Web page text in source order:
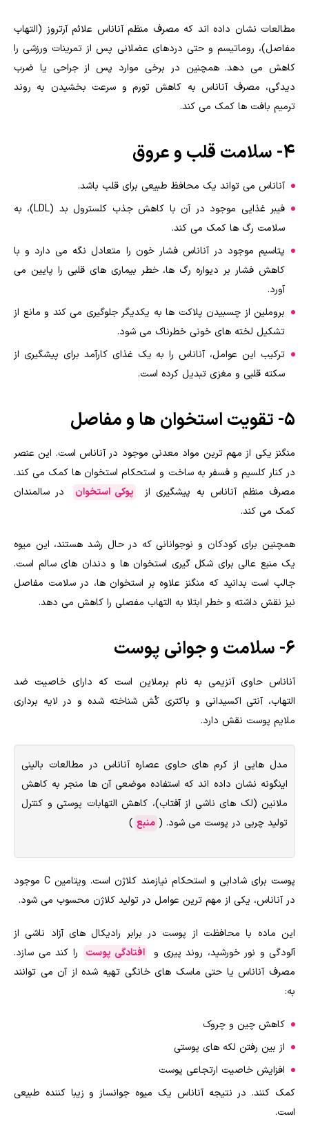
مطالعات نشان داده اند که مصرف منظم آناناس علائم آرتروز (التهاب
مفاصل)، روماتیسم و حتی دردهای عضلانی پس از تمرینات ورزشی را
کاهش می دهد. همچنین در برخی موارد پس از جراحی یا ضرب
دیدگی، مصرف آناناس به کاهش تورم و سرعت بخشیدن به روند
ترمیم بافت ها کمک می کند.
۴- سلامت قلب و عروق
آناناس می تواند یک محافظ طبیعی برای قلب باشد.
فیبر غذایی موجود در آن با کاهش جذب کلسترول بد (LDL)، به
سلامت رگ ها کمک می کند.
پتاسیم موجود در آناناس فشار خون را متعادل نگه می دارد و با
کاهش فشار بر دیواره رگ ها، خطر بیماری های قلبی را پایین می
آورد.
بروملین از چسبیدن پلاکت ها به یکدیگر جلوگیری می کند و مانع از
تشکیل لخته های خونی خطرناک می شود.
ترکیب این عوامل، آناناس را به یک غذای کارآمد برای پیشگیری از
سکته قلبی و مغزی تبدیل کرده است.
۵- تقویت استخوان ها و مفاصل
منگنز یکی از مهم ترین مواد معدنی موجود در آناناس است. این عنصر
در کنار کلسیم و فسفر به ساخت و استحکام استخوان ها کمک می کند.
مصرف منظم آناناس به پیشگیری از
پوکی استخوان
در سالمندان
کمک می کند.
همچنین برای کودکان و نوجوانانی که در حال رشد هستند، این میوه
یک منبع عالی برای شکل گیری استخوان ها و دندان های سالم است.
جالب است بدانید که منگنز علاوه بر استخوان ها، در سلامت مفاصل
نیز نقش داشته و خطر ابتلا به التهاب مفصلی را کاهش می دهد.
۶- سلامت و جوانی پوست
آناناس حاوی آنزیمی به نام برملاین است که دارای خاصیت ضد
التهاب، آنتی اکسیدانی و باکتری کُش شناخته شده و در لایه برداری
ملایم پوست نقش دارد.
مدل هایی از کرم های حاوی عصاره آناناس در مطالعات بالینی
اینگونه نشان داده اند که استفاده موضعی آن ها منجر به کاهش
ملانین (لک های ناشی از آفتاب)، کاهش التهابات پوستی و کنترل
تولید چربی در پوست می شود. ( منبع )
پوست برای شادابی و استحکام نیازمند کلاژن است. ویتامین C موجود
در آناناس، یکی از مهم ترین عوامل در تولید کلاژن محسوب می شود.
این ماده با محافظت از پوست در برابر رادیکال های آزاد ناشی از
آلودگی و نور خورشید، روند پیری و
افتادگی پوست
را کند می سازد.
مصرف آناناس یا حتی ماسک های خانگی تهیه شده از آن می توانند
به:
کاهش چین و چروک
از بین رفتن لکه های پوستی
افزایش خاصیت ارتجاعی پوست
کمک کنند. در نتیجه آناناس یک میوه جوانساز و زیبا کننده طبیعی
است.